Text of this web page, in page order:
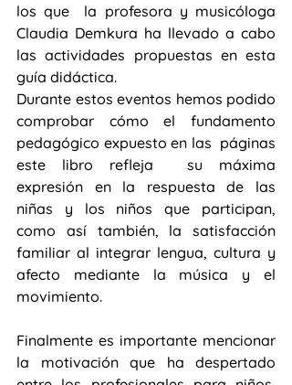
los que  la profesora y musicóloga
Claudia Demkura ha llevado a cabo
las actividades propuestas en esta
guía didáctica.
Durante estos eventos hemos podido
comprobar cómo el fundamento
pedagógico expuesto en las  páginas
este libro refleja  su máxima
expresión en la respuesta de las
niñas y los niños que participan,
como así también, la satisfacción
familiar al integrar lengua, cultura y
afecto mediante la música y el
movimiento.
Finalmente es importante mencionar
la motivación que ha despertado